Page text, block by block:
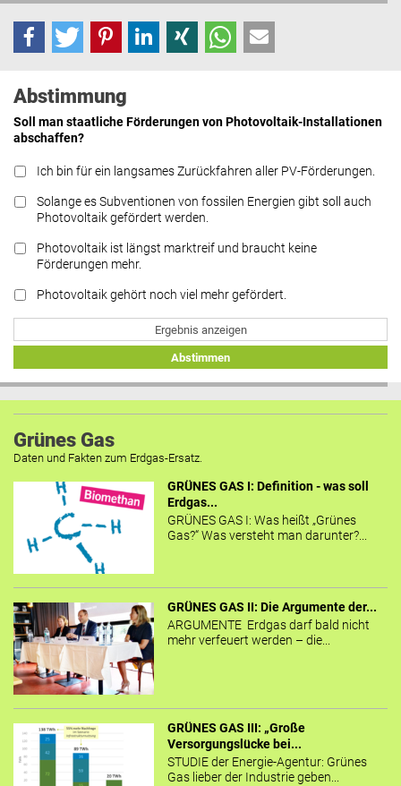
Abstimmung
Soll man staatliche Förderungen von Photovoltaik-Installationen
abschaffen?
Ich bin für ein langsames Zurückfahren aller PV-Förderungen.
Solange es Subventionen von fossilen Energien gibt soll auch
Photovoltaik gefördert werden.
Photovoltaik ist längst marktreif und braucht keine
Förderungen mehr.
Photovoltaik gehört noch viel mehr gefördert.
Ergebnis anzeigen
Abstimmen
Grünes Gas
Daten und Fakten zum Erdgas-Ersatz.
GRÜNES GAS I: Definition - was soll
Erdgas...
GRÜNES GAS I: Was heißt „Grünes
Gas?“ Was versteht man darunter?...
GRÜNES GAS II: Die Argumente der...
ARGUMENTE Erdgas darf bald nicht
mehr verfeuert werden – die...
GRÜNES GAS III: „Große
Versorgungslücke bei...
STUDIE der Energie-Agentur: Grünes
Gas lieber der Industrie geben...